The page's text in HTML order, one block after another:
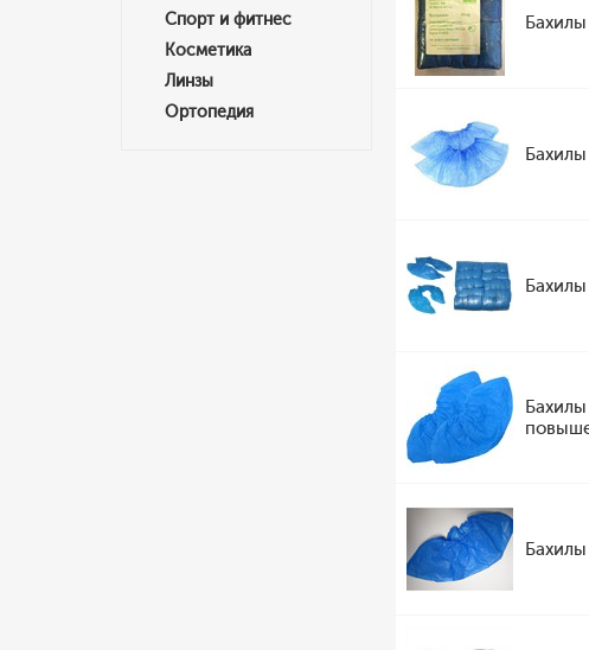
Спорт и фитнес
Косметика
Линзы
Ортопедия